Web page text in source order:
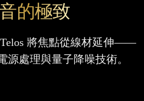
的極致
將焦點從線材延伸——
源處理與量子降噪技術。